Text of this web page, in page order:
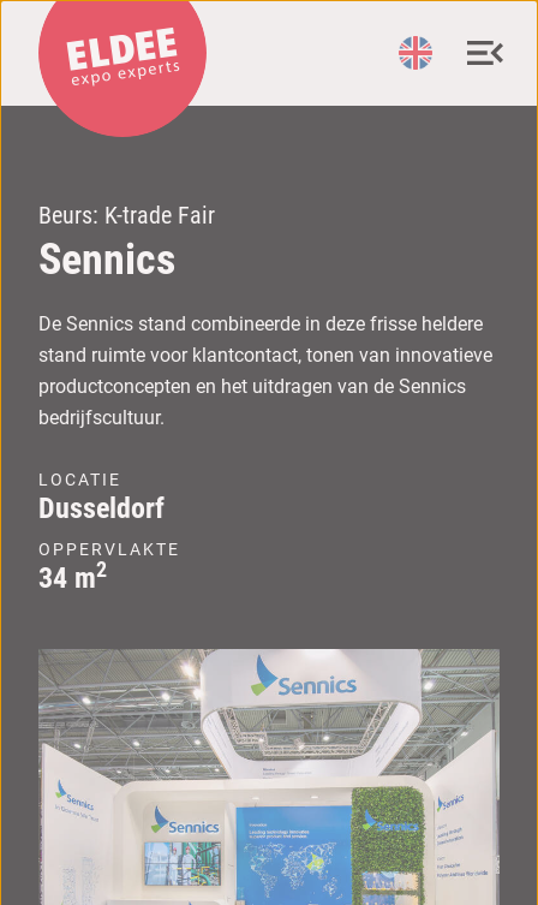
Beurs: K-trade Fair
Sennics
De Sennics stand combineerde in deze frisse heldere
stand ruimte voor klantcontact, tonen van innovatieve
productconcepten en het uitdragen van de Sennics
bedrijfscultuur.
LOCATIE
Dusseldorf
OPPERVLAKTE
34 m2